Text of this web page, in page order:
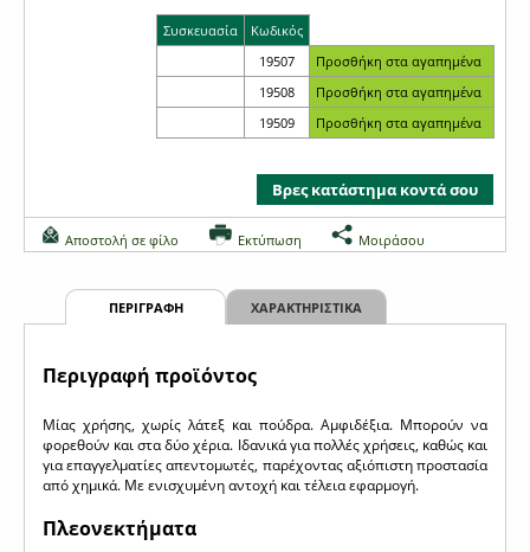
Συσκευασία
Κωδικός
19507
19508
19509
Βρες κατάστημα κοντά σου
Αποστολή σε φίλο Εκτύπωση Μοιράσου
ΠΕΡΙΓΡΑΦΗ ΧΑΡΑΚΤΗΡΙΣΤΙΚΑ
Περιγραφή προϊόντος
Μίας χρήσης, χωρίς λάτεξ και πούδρα. Αμφιδέξια. Μπορούν να
φορεθούν και στα δύο χέρια. Ιδανικά για πολλές χρήσεις, καθώς και
για επαγγελματίες απεντομωτές, παρέχοντας αξιόπιστη προστασία
από χημικά. Με ενισχυμένη αντοχή και τέλεια εφαρμογή.
Πλεονεκτήματα